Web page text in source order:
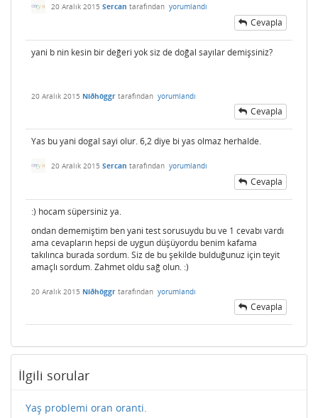
20 Aralık 2015 Sercan tarafından yorumlandı
Cevapla
yani b nin kesin bir değeri yok siz de doğal sayılar demişsiniz?
20 Aralık 2015 Níðhöggr tarafından yorumlandı
Cevapla
Yas bu yani dogal sayi olur. 6,2 diye bi yas olmaz herhalde.
20 Aralık 2015 Sercan tarafından yorumlandı
Cevapla
:) hocam süpersiniz ya.
ondan dememiştim ben yani test sorusuydu bu ve 1 cevabı vardı
ama cevapların hepsi de uygun düşüyordu benim kafama
takılınca burada sordum. Siz de bu şekilde bulduğunuz için teyit
amaçlı sordum. Zahmet oldu sağ olun. :)
20 Aralık 2015 Níðhöggr tarafından yorumlandı
Cevapla
İlgili sorular
Yaş problemi oran oranti.